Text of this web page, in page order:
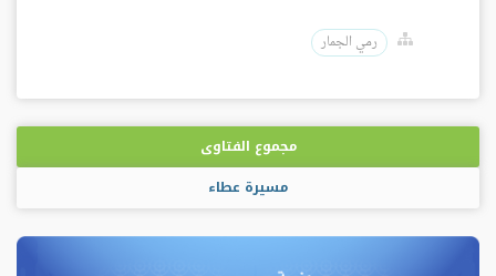
رمي الجمار
مجموع الفتاوى
مسيرة عطاء